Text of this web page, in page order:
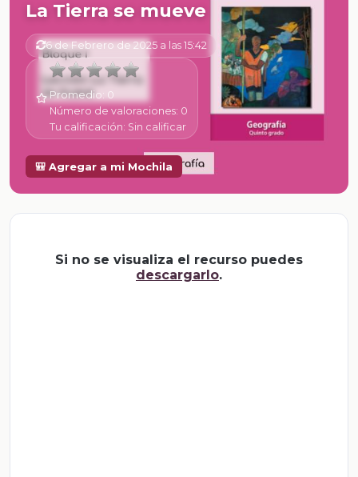
La Tierra se mueve
6 de Febrero de 2025 a las 15:42
Promedio: 0
Número de valoraciones: 0
Tu calificación: Sin calificar
🎒 Agregar a mi Mochila
Si no se visualiza el recurso puedes
descargarlo.